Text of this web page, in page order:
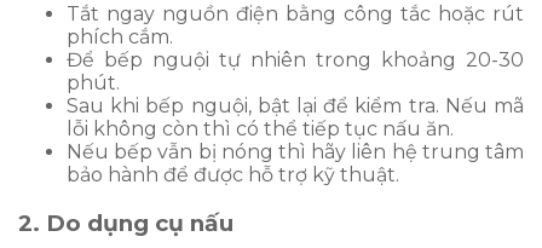
Tắt ngay nguồn điện bằng công tắc hoặc rút
phích cắm.
Để bếp nguội tự nhiên trong khoảng 20-30
phút.
Sau khi bếp nguội, bật lại để kiểm tra. Nếu mã
lỗi không còn thì có thể tiếp tục nấu ăn.
Nếu bếp vẫn bị nóng thì hãy liên hệ trung tâm
bảo hành để được hỗ trợ kỹ thuật.
2. Do dụng cụ nấu